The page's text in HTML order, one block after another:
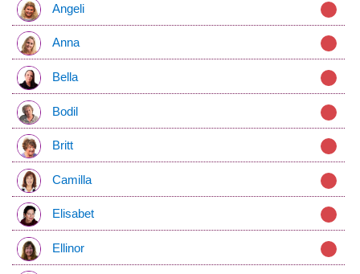
Angeli
Anna
Bella
Bodil
Britt
Camilla
Elisabet
Ellinor